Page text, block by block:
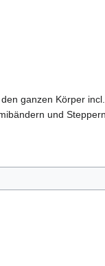
ganzen Körper
und